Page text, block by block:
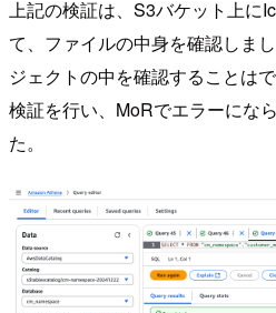
上記の検証は、S3バケット上に
て、ファイルの中身を確認しま
ジェクトの中を確認することは
検証を行い、MoRでエラーにな
た。